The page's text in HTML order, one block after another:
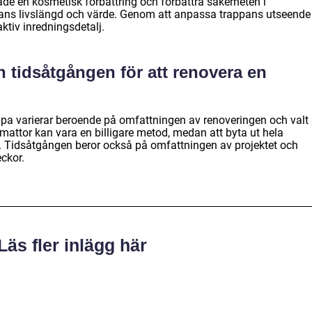
livslängd och värde. Genom att anpassa trappans utseende
inredningsdetalj.
tidsåtgången för att renovera en
varierar beroende på omfattningen av renoveringen och valt
kan vara en billigare metod, medan att byta ut hela
beror också på omfattningen av projektet och
fler inlägg här